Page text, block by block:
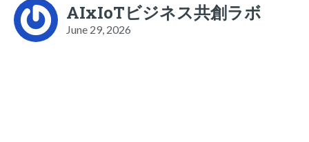
AIxIoTビジネス共創ラボ
June 29, 2026